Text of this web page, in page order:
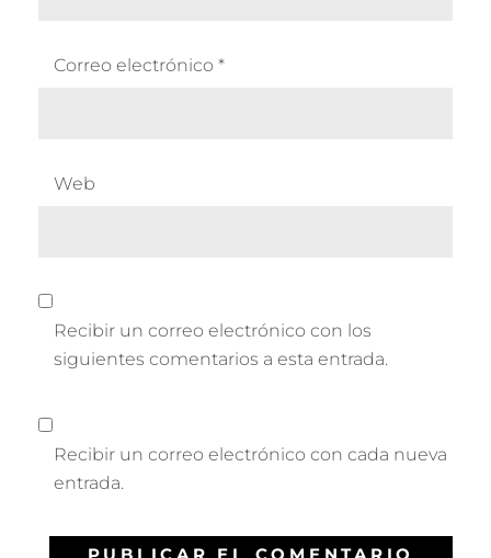
Correo electrónico *
Web
Recibir un correo electrónico con los
siguientes comentarios a esta entrada.
Recibir un correo electrónico con cada nueva
entrada.